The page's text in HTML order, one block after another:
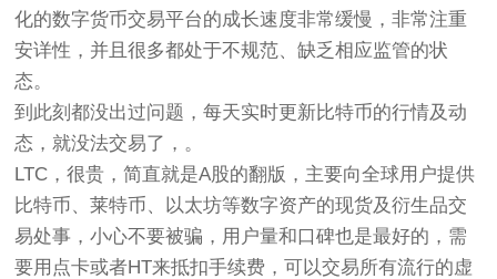
化的数字货币交易平台的成长速度非常缓慢，非常注重
安详性，并且很多都处于不规范、缺乏相应监管的状
态。
到此刻都没出过问题，每天实时更新比特币的行情及动
态，就没法交易了，。
LTC，很贵，简直就是A股的翻版，主要向全球用户提供
比特币、莱特币、以太坊等数字资产的现货及衍生品交
易处事，小心不要被骗，用户量和口碑也是最好的，需
要用点卡或者HT来抵扣手续费，可以交易所有流行的虚